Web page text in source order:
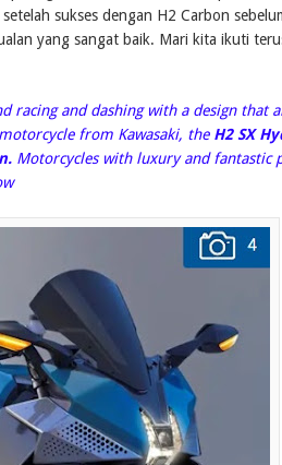
sukses dengan H2 Carbon
yang sangat baik. Mari kita ikuti
racing and dashing with a design that
from Kawasaki, the H2 SX
Motorcycles with luxury and fantastic